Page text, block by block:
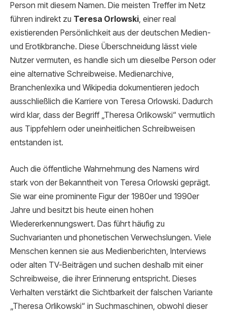
Person mit diesem Namen. Die meisten Treffer im Netz
führen indirekt zu Teresa Orlowski, einer real
existierenden Persönlichkeit aus der deutschen Medien-
und Erotikbranche. Diese Überschneidung lässt viele
Nutzer vermuten, es handle sich um dieselbe Person oder
eine alternative Schreibweise. Medienarchive,
Branchenlexika und Wikipedia dokumentieren jedoch
ausschließlich die Karriere von Teresa Orlowski. Dadurch
wird klar, dass der Begriff „Theresa Orlikowski“ vermutlich
aus Tippfehlern oder uneinheitlichen Schreibweisen
entstanden ist.
Auch die öffentliche Wahrnehmung des Namens wird
stark von der Bekanntheit von Teresa Orlowski geprägt.
Sie war eine prominente Figur der 1980er und 1990er
Jahre und besitzt bis heute einen hohen
Wiedererkennungswert. Das führt häufig zu
Suchvarianten und phonetischen Verwechslungen. Viele
Menschen kennen sie aus Medienberichten, Interviews
oder alten TV-Beiträgen und suchen deshalb mit einer
Schreibweise, die ihrer Erinnerung entspricht. Dieses
Verhalten verstärkt die Sichtbarkeit der falschen Variante
„Theresa Orlikowski“ in Suchmaschinen, obwohl dieser